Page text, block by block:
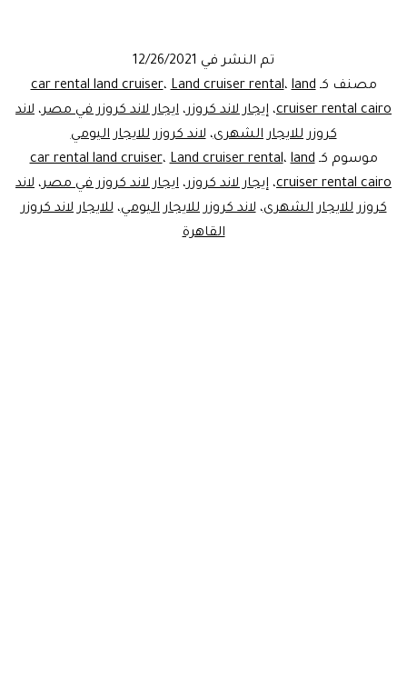
كروزر2022
تم النشر في 12/26/2021
مصنف كـ
car rental land cruiser،Land cruiser rental،land
cruiser rental cairo، إيجار لاند كروزر، ايجار لاند كروزر في مصر، لاند
كروزر للايجار الشهرى،لاند كروزر للايجار اليومي
موسوم كـ
car rental land cruiser،Land cruiser rental،land
cruiser rental cairo، إيجار لاند كروزر، ايجار لاند كروزر في مصر، لاند
كروزر للايجار الشهرى،لاند كروزر للايجار اليومي،للايجار لاند كروزر
القاهرة